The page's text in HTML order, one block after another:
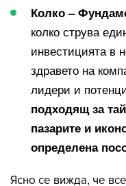
Колко –
колко струва
инвестицията в
здравето на
лидери и
подходящ за
пазарите и
определена
Ясно се вижда, че